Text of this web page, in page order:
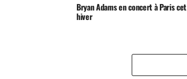
Bryan Adams en concert à Paris cet
hiver